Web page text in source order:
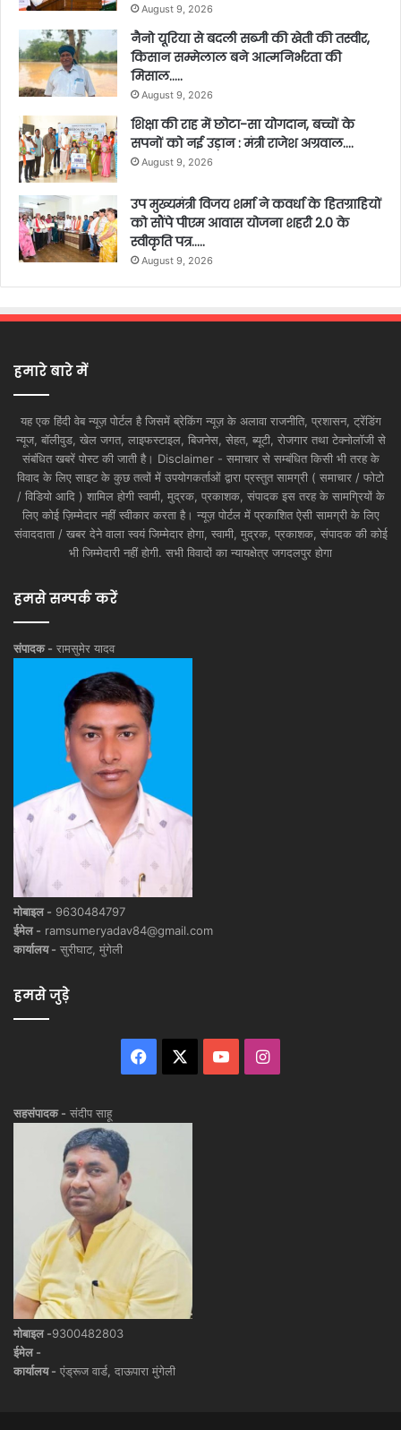
August 9, 2026
नैनो यूरिया से बदली सब्जी की खेती की तस्वीर,
किसान सम्मेलाल बने आत्मनिर्भरता की
मिसाल…..
August 9, 2026
शिक्षा की राह में छोटा-सा योगदान, बच्चों के
सपनों को नई उड़ान : मंत्री राजेश अग्रवाल….
August 9, 2026
उप मुख्यमंत्री विजय शर्मा ने कवर्धा के हितग्राहियों
को सौंपे पीएम आवास योजना शहरी 2.0 के
स्वीकृति पत्र…..
August 9, 2026
हमारे बारे में
यह एक हिंदी वेब न्यूज़ पोर्टल है जिसमें ब्रेकिंग न्यूज़ के अलावा राजनीति, प्रशासन, ट्रेंडिंग
न्यूज, बॉलीवुड, खेल जगत, लाइफस्टाइल, बिजनेस, सेहत, ब्यूटी, रोजगार तथा टेक्नोलॉजी से
संबंधित खबरें पोस्ट की जाती है। Disclaimer - समाचार से सम्बंधित किसी भी तरह के
विवाद के लिए साइट के कुछ तत्वों में उपयोगकर्ताओं द्वारा प्रस्तुत सामग्री ( समाचार / फोटो
/ विडियो आदि ) शामिल होगी स्वामी, मुद्रक, प्रकाशक, संपादक इस तरह के सामग्रियों के
लिए कोई ज़िम्मेदार नहीं स्वीकार करता है। न्यूज़ पोर्टल में प्रकाशित ऐसी सामग्री के लिए
संवाददाता / खबर देने वाला स्वयं जिम्मेदार होगा, स्वामी, मुद्रक, प्रकाशक, संपादक की कोई
भी जिम्मेदारी नहीं होगी. सभी विवादों का न्यायक्षेत्र जगदलपुर होगा
हमसे सम्पर्क करें
संपादक - रामसुमेर यादव
मोबाइल - 9630484797
ईमेल - ramsumeryadav84@gmail.com
कार्यालय - सुरीघाट, मुंगेली
हमसे जुड़े
Facebook YouTubeInstagram
सहसंपादक - संदीप साहू
मोबाइल -9300482803
ईमेल -
कार्यालय - एंड्रूज वार्ड, दाऊपारा मुंगेली